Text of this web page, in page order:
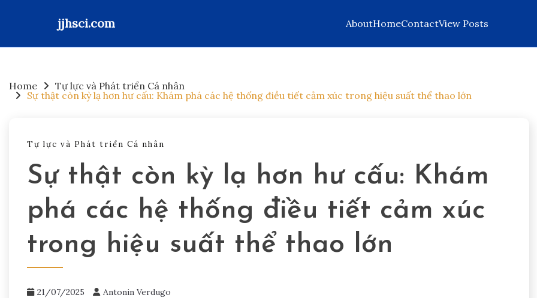
jjhsci.com AboutHomeContactView Posts
content
Home
Tự lực và Phát triển Cá nhân
Sự thật còn kỳ lạ hơn hư cấu: Khám phá các hệ thống điều tiết cảm xúc trong hiệu suất thể thao lớn
Tự lực và Phát triển Cá nhân
Sự thật còn kỳ lạ hơn hư cấu: Khám
phá các hệ thống điều tiết cảm xúc
trong hiệu suất thể thao lớn
21/07/2025 Antonin Verdugo